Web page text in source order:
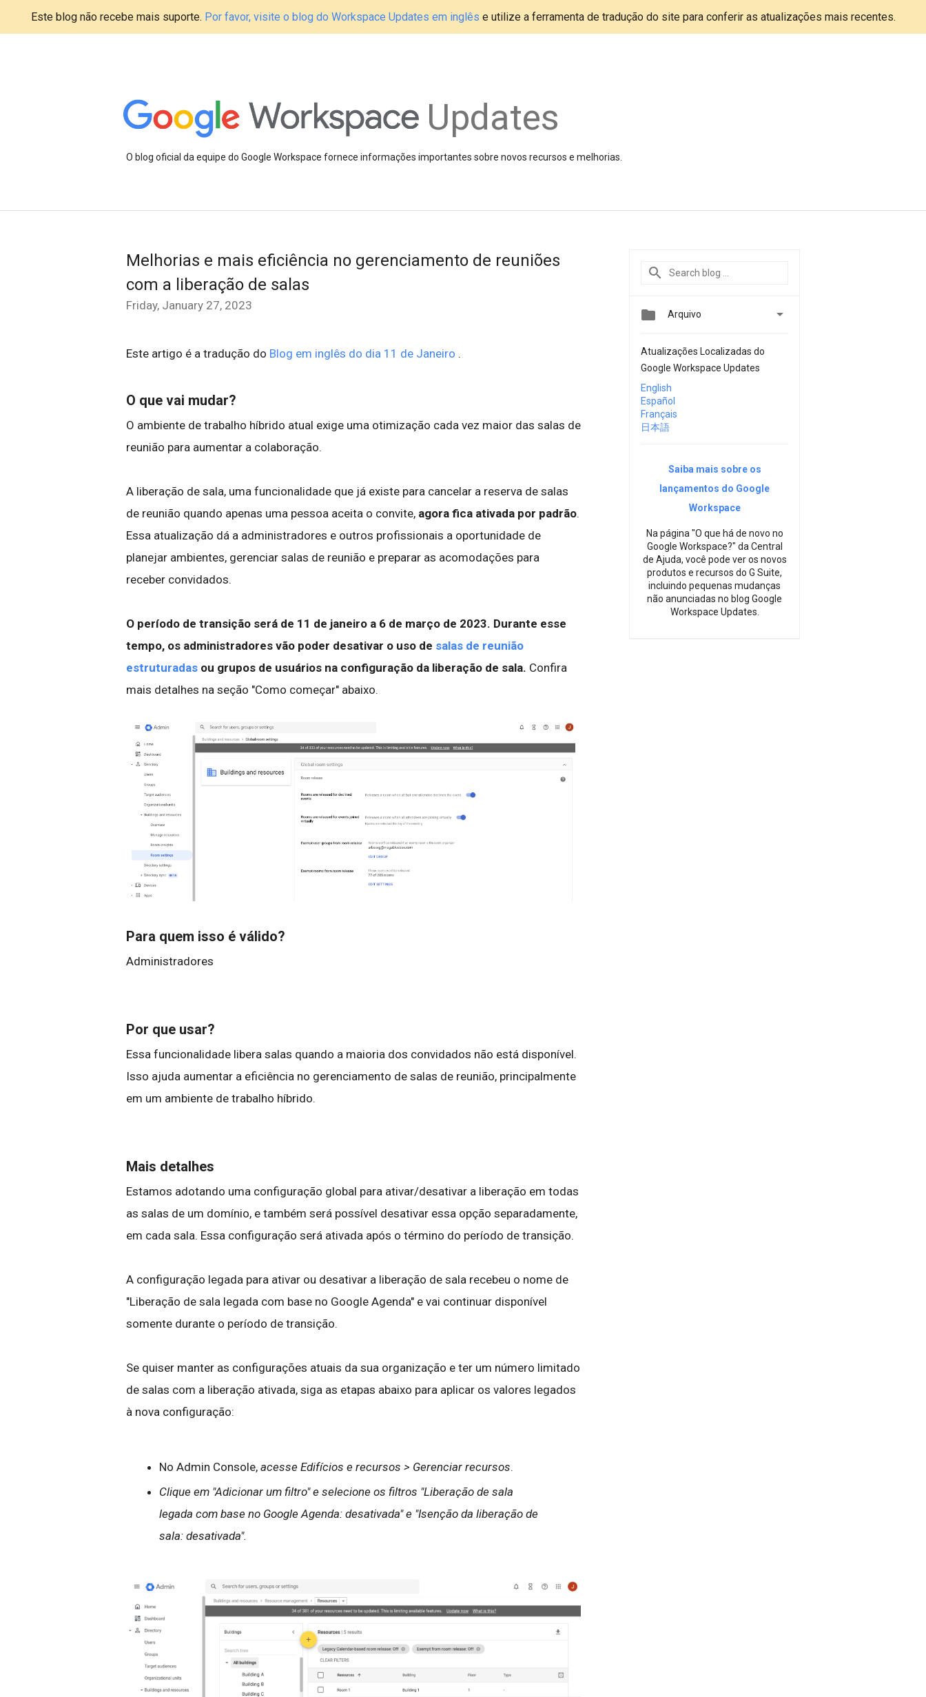
Este blog não recebe mais suporte. Por favor, visite o blog do Workspace Updates em inglês e utilize a ferramenta de tradução do site para conferir as atualizações mais recentes.
Updates
O blog oficial da equipe do Google Workspace fornece informações importantes sobre novos recursos e melhorias.
Melhorias e mais eficiência no gerenciamento de reuniões
com a liberação de salas
Friday, January 27, 2023
Este artigo é a tradução do Blog em inglês do dia 11 de Janeiro .
O que vai mudar?
O ambiente de trabalho híbrido atual exige uma otimização cada vez maior das salas de
reunião para aumentar a colaboração.
A liberação de sala, uma funcionalidade que já existe para cancelar a reserva de salas
de reunião quando apenas uma pessoa aceita o convite, agora fica ativada por padrão.
Essa atualização dá a administradores e outros profissionais a oportunidade de
planejar ambientes, gerenciar salas de reunião e preparar as acomodações para
receber convidados.
O período de transição será de 11 de janeiro a 6 de março de 2023. Durante esse
tempo, os administradores vão poder desativar o uso de salas de reunião
estruturadas ou grupos de usuários na configuração da liberação de sala. Confira
mais detalhes na seção "Como começar" abaixo.
Para quem isso é válido?
Administradores
Por que usar?
Essa funcionalidade libera salas quando a maioria dos convidados não está disponível.
Isso ajuda aumentar a eficiência no gerenciamento de salas de reunião, principalmente
em um ambiente de trabalho híbrido.
Mais detalhes
Estamos adotando uma configuração global para ativar/desativar a liberação em todas
as salas de um domínio, e também será possível desativar essa opção separadamente,
em cada sala. Essa configuração será ativada após o término do período de transição.
A configuração legada para ativar ou desativar a liberação de sala recebeu o nome de
"Liberação de sala legada com base no Google Agenda" e vai continuar disponível
somente durante o período de transição.
Se quiser manter as configurações atuais da sua organização e ter um número limitado
de salas com a liberação ativada, siga as etapas abaixo para aplicar os valores legados
à nova configuração:
No Admin Console, acesse Edifícios e recursos > Gerenciar recursos.
Clique em "Adicionar um filtro" e selecione os filtros "Liberação de sala
legada com base no Google Agenda: desativada" e "Isenção da liberação de
sala: desativada".
 Arquivo 
Atualizações Localizadas do
Google Workspace Updates
English
Español
Français
日本語
Saiba mais sobre os
lançamentos do Google
Workspace
Na página "O que há de novo no
Google Workspace?" da Central
de Ajuda, você pode ver os novos
produtos e recursos do G Suite,
incluindo pequenas mudanças
não anunciadas no blog Google
Workspace Updates.